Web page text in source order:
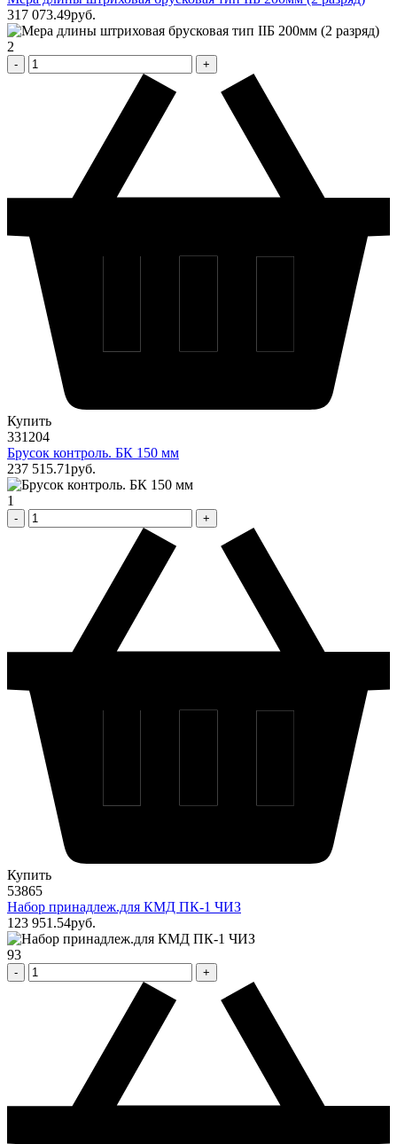
317 073.49pуб.
2
Купить
331204
Брусок контроль. БК 150 мм
237 515.71pуб.
1
Купить
53865
Набор принадлеж.для КМД ПК-1 ЧИЗ
123 951 .54pуб.
93